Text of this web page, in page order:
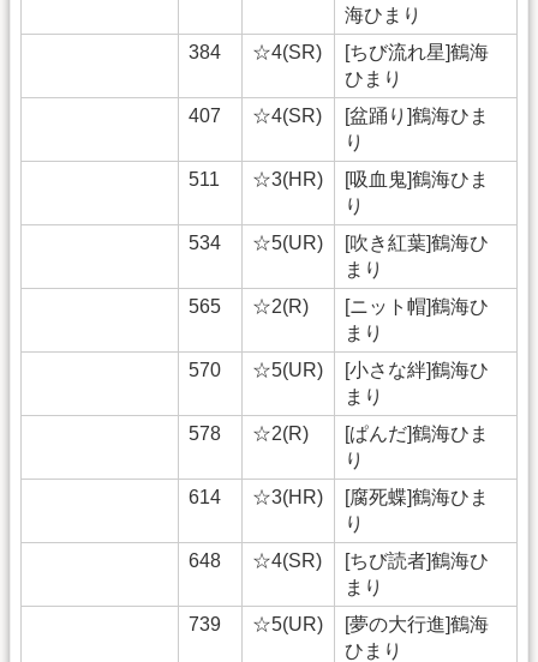
海ひまり
384
☆4(SR)
[ちび流れ星]鶴海
ひまり
407
☆4(SR)
[盆踊り]鶴海ひま
り
511
☆3(HR)
[吸血鬼]鶴海ひま
り
534
☆5(UR)
[吹き紅葉]鶴海ひ
まり
565
☆2(R)
[ニット帽]鶴海ひ
まり
570
☆5(UR)
[小さな絆]鶴海ひ
まり
578
☆2(R)
[ぱんだ]鶴海ひま
り
614
☆3(HR)
[腐死蝶]鶴海ひま
り
648
☆4(SR)
[ちび読者]鶴海ひ
まり
739
☆5(UR)
[夢の大行進]鶴海
ひまり